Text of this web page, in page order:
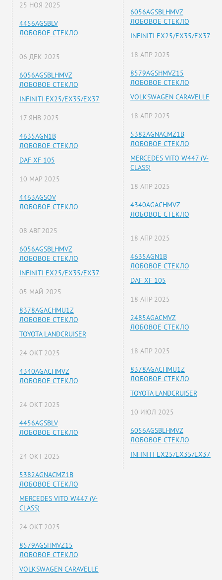
25 НОЯ 2025
4456AGSBLV
ЛОБОВОЕ СТЕКЛО
06 ДЕК 2025
6056AGSBLHMVZ
ЛОБОВОЕ СТЕКЛО
INFINITI EX25/EX35/EX37
17 ЯНВ 2025
4635AGN1B
ЛОБОВОЕ СТЕКЛО
DAF XF 105
10 МАР 2025
4463AGSOV
ЛОБОВОЕ СТЕКЛО
08 АВГ 2025
6056AGSBLHMVZ
ЛОБОВОЕ СТЕКЛО
INFINITI EX25/EX35/EX37
05 МАЙ 2025
8378AGACHMU1Z
ЛОБОВОЕ СТЕКЛО
TOYOTA LANDCRUISER
24 ОКТ 2025
4340AGACHMVZ
ЛОБОВОЕ СТЕКЛО
24 ОКТ 2025
4456AGSBLV
ЛОБОВОЕ СТЕКЛО
24 ОКТ 2025
5382AGNACMZ1B
ЛОБОВОЕ СТЕКЛО
MERCEDES VITO W447 (V-
CLASS)
24 ОКТ 2025
8579AGSHMVZ15
ЛОБОВОЕ СТЕКЛО
VOLKSWAGEN CARAVELLE
6056AGSBLHMVZ
ЛОБОВОЕ СТЕКЛО
INFINITI EX25/EX35/EX37
18 АПР 2025
8579AGSHMVZ15
ЛОБОВОЕ СТЕКЛО
VOLKSWAGEN CARAVELLE
18 АПР 2025
5382AGNACMZ1B
ЛОБОВОЕ СТЕКЛО
MERCEDES VITO W447 (V-
CLASS)
18 АПР 2025
4340AGACHMVZ
ЛОБОВОЕ СТЕКЛО
18 АПР 2025
4635AGN1B
ЛОБОВОЕ СТЕКЛО
DAF XF 105
18 АПР 2025
2485AGACMVZ
ЛОБОВОЕ СТЕКЛО
18 АПР 2025
8378AGACHMU1Z
ЛОБОВОЕ СТЕКЛО
TOYOTA LANDCRUISER
10 ИЮЛ 2025
6056AGSBLHMVZ
ЛОБОВОЕ СТЕКЛО
INFINITI EX25/EX35/EX37